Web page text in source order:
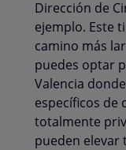
Dirección de
ejemplo. Este
camino más
puedes optar
Valencia
específicos de
totalmente
pueden elevar